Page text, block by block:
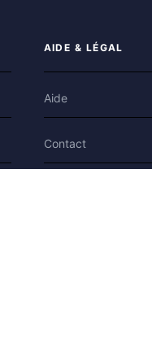
AIDE & LÉGAL
Aide
Contact